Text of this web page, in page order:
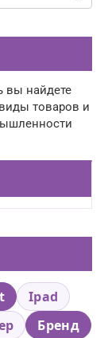
вы найдете
товаров и
Ipad
Бренд